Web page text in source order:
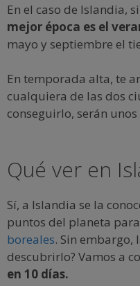
En el caso de Islandia,
mejor época es el
mayo y septiembre el
En temporada alta, te
cualquiera de las dos
conseguirlo, serán
Qué ver en
Sí, a Islandia se la
puntos del planeta para
boreales. Sin embargo,
descubrirlo? Vamos a
en 10 días.